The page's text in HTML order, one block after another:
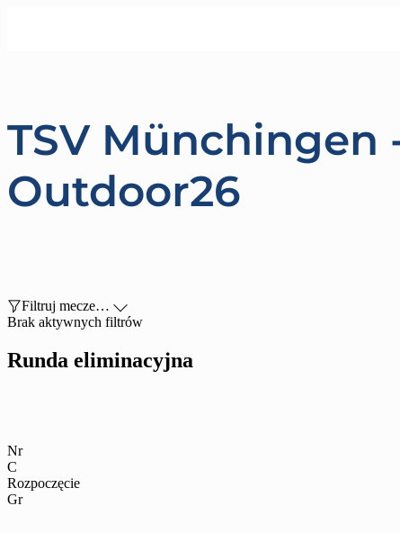
TSV Münchingen
Outdoor26
Filtruj mecze… 
Brak aktywnych filtrów
Runda eliminacyjna
Nr
C
Rozpoczęcie
Gr